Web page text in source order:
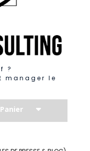
?
manager le
Panier